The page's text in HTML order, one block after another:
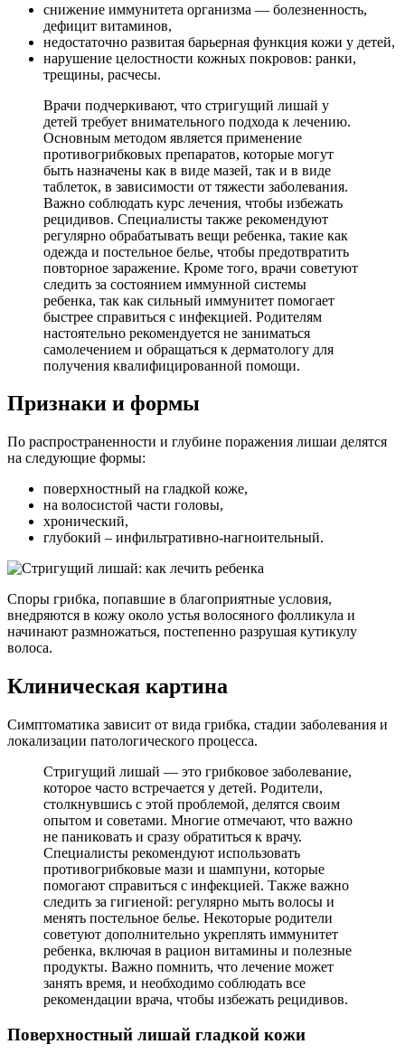
снижение иммунитета организма — болезненность,
дефицит витаминов,
недостаточно развитая барьерная функция кожи у детей,
нарушение целостности кожных покровов: ранки,
трещины, расчесы.
Врачи подчеркивают, что стригущий лишай у
детей требует внимательного подхода к лечению.
Основным методом является применение
противогрибковых препаратов, которые могут
быть назначены как в виде мазей, так и в виде
таблеток, в зависимости от тяжести заболевания.
Важно соблюдать курс лечения, чтобы избежать
рецидивов. Специалисты также рекомендуют
регулярно обрабатывать вещи ребенка, такие как
одежда и постельное белье, чтобы предотвратить
повторное заражение. Кроме того, врачи советуют
следить за состоянием иммунной системы
ребенка, так как сильный иммунитет помогает
быстрее справиться с инфекцией. Родителям
настоятельно рекомендуется не заниматься
самолечением и обращаться к дерматологу для
получения квалифицированной помощи.
Признаки и формы
По распространенности и глубине поражения лишаи делятся
на следующие формы:
поверхностный на гладкой коже,
на волосистой части головы,
хронический,
глубокий – инфильтративно-нагноительный.
Споры грибка, попавшие в благоприятные условия,
внедряются в кожу около устья волосяного фолликула и
начинают размножаться, постепенно разрушая кутикулу
волоса.
Клиническая картина
Симптоматика зависит от вида грибка, стадии заболевания и
локализации патологического процесса.
Стригущий лишай — это грибковое заболевание,
которое часто встречается у детей. Родители,
столкнувшись с этой проблемой, делятся своим
опытом и советами. Многие отмечают, что важно
не паниковать и сразу обратиться к врачу.
Специалисты рекомендуют использовать
противогрибковые мази и шампуни, которые
помогают справиться с инфекцией. Также важно
следить за гигиеной: регулярно мыть волосы и
менять постельное белье. Некоторые родители
советуют дополнительно укреплять иммунитет
ребенка, включая в рацион витамины и полезные
продукты. Важно помнить, что лечение может
занять время, и необходимо соблюдать все
рекомендации врача, чтобы избежать рецидивов.
Поверхностный лишай гладкой кожи